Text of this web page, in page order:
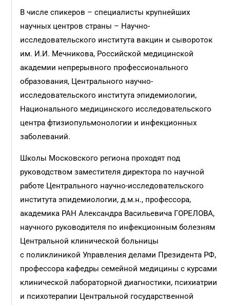
В числе спикеров – специалисты крупнейших
научных центров страны – Научно-
исследовательского института вакцин и сывороток
им. И.И. Мечникова, Российской медицинской
академии непрерывного профессионального
образования, Центрального научно-
исследовательского института эпидемиологии,
Национального медицинского исследовательского
центра фтизиопульмонологии и инфекционных
заболеваний.
Школы Московского региона проходят под
руководством заместителя директора по научной
работе Центрального научно-исследовательского
института эпидемиологии, д.м.н., профессора,
академика РАН Александра Васильевича ГОРЕЛОВА,
научного руководителя по инфекционным болезням
Центральной клинической больницы
с поликлиникой Управления делами Президента РФ,
профессора кафедры семейной медицины с курсами
клинической лабораторной диагностики, психиатрии
и психотерапии Центральной государственной